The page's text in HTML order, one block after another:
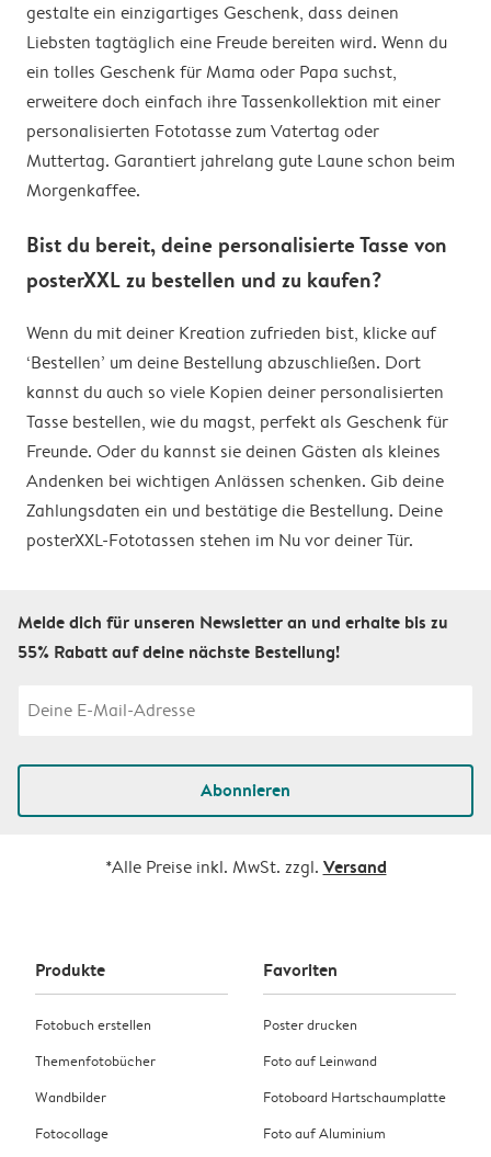
gestalte ein einzigartiges Geschenk, dass deinen
Liebsten tagtäglich eine Freude bereiten wird. Wenn du
ein tolles Geschenk für Mama oder Papa suchst,
erweitere doch einfach ihre Tassenkollektion mit einer
personalisierten Fototasse zum Vatertag oder
Muttertag. Garantiert jahrelang gute Laune schon beim
Morgenkaffee.
Bist du bereit, deine personalisierte Tasse von
posterXXL zu bestellen und zu kaufen?
Wenn du mit deiner Kreation zufrieden bist, klicke auf
‘Bestellen’ um deine Bestellung abzuschließen. Dort
kannst du auch so viele Kopien deiner personalisierten
Tasse bestellen, wie du magst, perfekt als Geschenk für
Freunde. Oder du kannst sie deinen Gästen als kleines
Andenken bei wichtigen Anlässen schenken. Gib deine
Zahlungsdaten ein und bestätige die Bestellung. Deine
posterXXL-Fototassen stehen im Nu vor deiner Tür.
Melde dich für unseren Newsletter an und erhalte bis zu
55% Rabatt auf deine nächste Bestellung!
Abonnieren
*Alle Preise inkl. MwSt. zzgl. Versand
Produkte
Fotobuch erstellen
Themenfotobücher
Wandbilder
Fotocollage
Favoriten
Poster drucken
Foto auf Leinwand
Fotoboard Hartschaumplatte
Foto auf Aluminium